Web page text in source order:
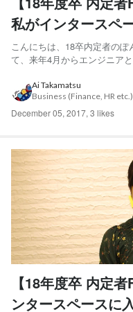
私がインタースペ
こんにちは、18卒内定者の
て、来年4月からエンジニア
していました。 Android用ア
やカレンダー、おみくじなど)
Ai Takamatsu
Business (Finance, HR etc.)
December 05, 2017, 3 likes
【18年度卒 内定
ンタースペースに